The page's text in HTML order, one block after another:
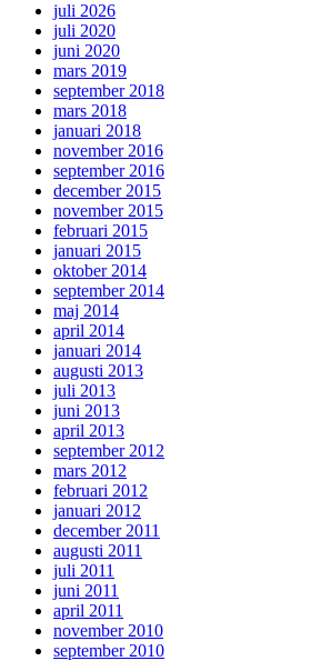
juli 2026
juli 2020
juni 2020
mars 2019
september 2018
mars 2018
januari 2018
november 2016
september 2016
december 2015
november 2015
februari 2015
januari 2015
oktober 2014
september 2014
maj 2014
april 2014
januari 2014
augusti 2013
juli 2013
juni 2013
april 2013
september 2012
mars 2012
februari 2012
januari 2012
december 2011
augusti 2011
juli 2011
juni 2011
april 2011
november 2010
september 2010